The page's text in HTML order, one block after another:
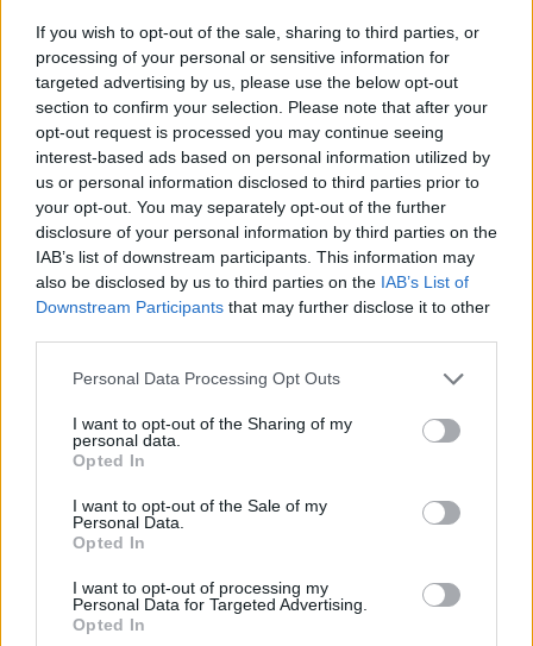
If you wish to opt-out of the sale, sharing to third parties, or
processing of your personal or sensitive information for
targeted advertising by us, please use the below opt-out
section to confirm your selection. Please note that after your
opt-out request is processed you may continue seeing
interest-based ads based on personal information utilized by
us or personal information disclosed to third parties prior to
your opt-out. You may separately opt-out of the further
disclosure of your personal information by third parties on the
IAB’s list of downstream participants. This information may
also be disclosed by us to third parties on the IAB’s List of
Downstream Participants that may further disclose it to other
Personal Data Processing Opt Outs
I want to opt-out of the Sharing of my
personal data.
Opted In
I want to opt-out of the Sale of my
Personal Data.
Opted In
I want to opt-out of processing my
Personal Data for Targeted Advertising.
Opted In
ΡΟΗ ΕΙΔΗΣΕΩΝ